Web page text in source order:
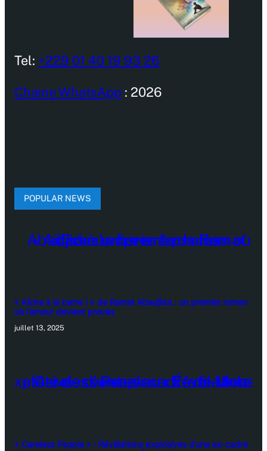
Tel: +229 01 40 19 93 26
Chaine WhatsApp : 2026
POPULAR NEWS
« Aïcha à la barre ! » de Ramat Abadjida : un premier roman
où l’amour devient procès
juillet 13, 2025
« Careless People » : Révélations explosives d’une ex-cadre